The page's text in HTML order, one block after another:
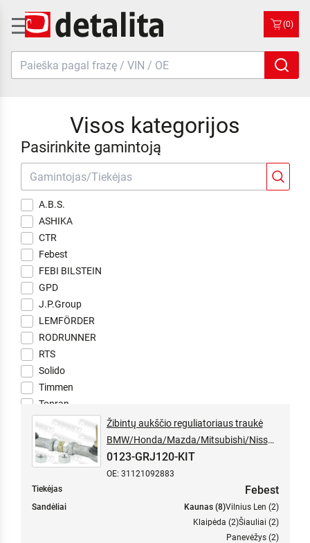
(0)
Visos kategorijos
Pasirinkite gamintoją
A.B.S.
ASHIKA
CTR
Febest
FEBI BILSTEIN
GPD
J.P.Group
LEMFÖRDER
RODRUNNER
RTS
Solido
Timmen
Topran
Žibintų aukščio reguliatoriaus traukė
BMW/Honda/Mazda/Mitsubishi/Nissan
/Subaru/Toyota
0123-GRJ120-KIT
OE: 31121092883
Tiekėjas
Febest
Sandėliai Kaunas (8)Vilnius Len (2)
Klaipėda (2)Šiauliai (2)
Panevėžys (2)